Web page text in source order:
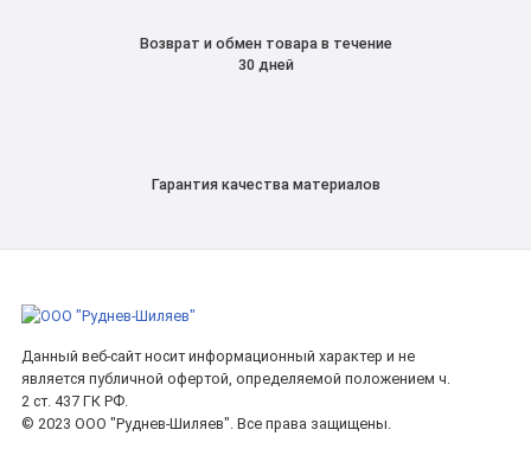
Возврат и обмен товара в течение
30 дней
Гарантия качества материалов
Данный веб-сайт носит информационный характер и не
является публичной офертой, определяемой положением ч.
2 ст. 437 ГК РФ.
© 2023 ООО "Руднев-Шиляев". Все права защищены.